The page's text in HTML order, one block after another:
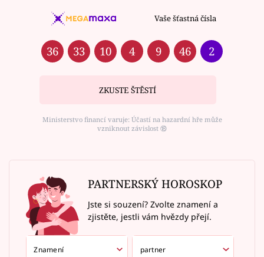
Vaše šťastná čísla
36 33 10 4 9 46 2
ZKUSTE ŠTĚSTÍ
Ministerstvo financí varuje: Účastí na hazardní hře může
vzniknout závislost ⑱
PARTNERSKÝ HOROSKOP
Jste si souzení? Zvolte znamení a
zjistěte, jestli vám hvězdy přejí.